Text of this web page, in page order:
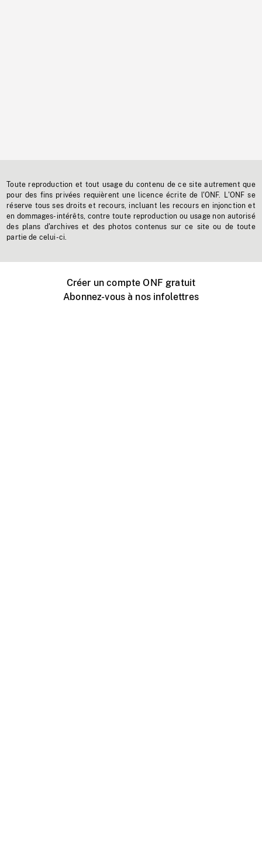
Toute reproduction et tout usage du contenu de ce site autrement que
pour des fins privées requièrent une licence écrite de l'ONF. L'ONF se
réserve tous ses droits et recours, incluant les recours en injonction et
en dommages-intérêts, contre toute reproduction ou usage non autorisé
des plans d'archives et des photos contenus sur ce site ou de toute
partie de celui-ci.
Créer un compte ONF gratuit
Abonnez-vous à nos infolettres